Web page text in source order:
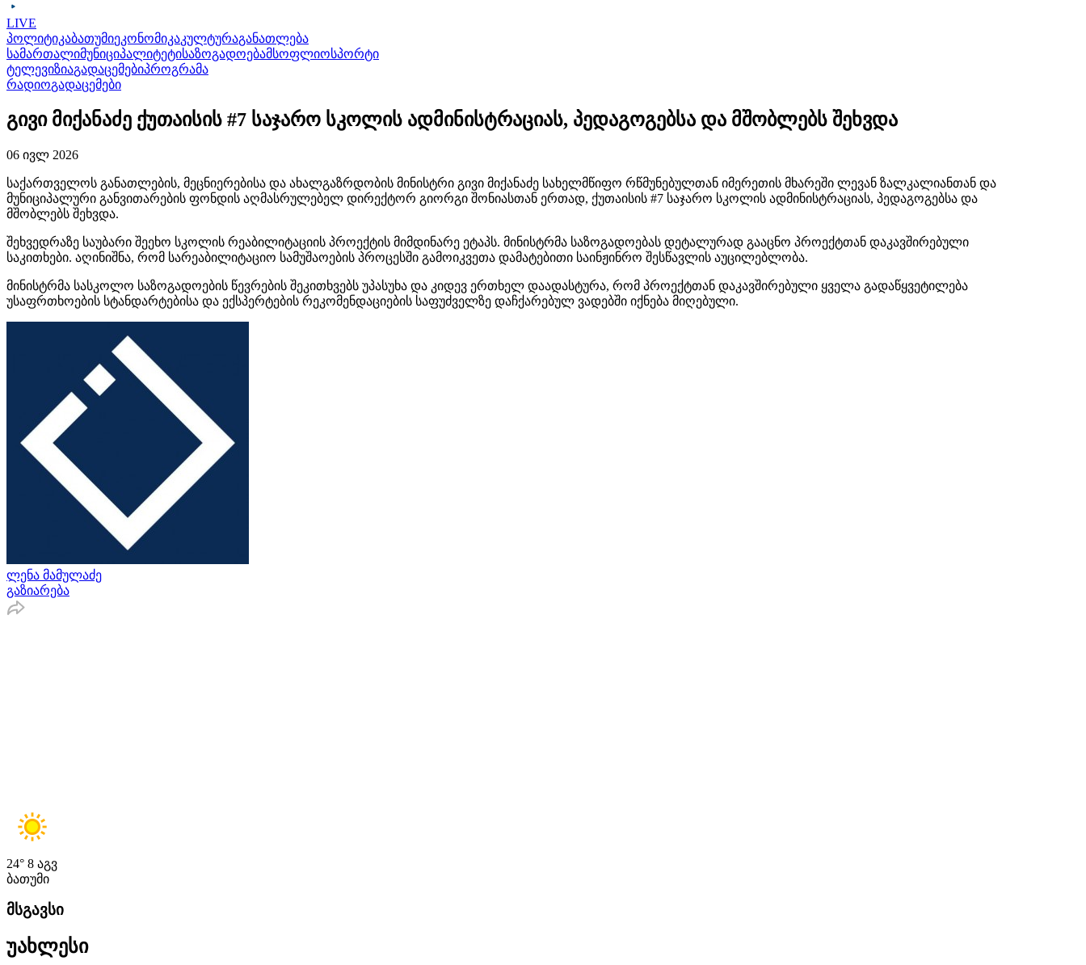
LIVE
პოლიტიკაბათუმიეკონომიკაკულტურაგანათლება
სამართალიმუნიციპალიტეტისაზოგადოებამსოფლიოსპორტი
ტელევიზიაგადაცემებიპროგრამა
რადიოგადაცემები
გივი მიქანაძე ქუთაისის #7 საჯარო სკოლის ადმინისტრაციას, პედაგოგებსა და მშობლებს შეხვდა
06 ივლ 2026
საქართველოს განათლების, მეცნიერებისა და ახალგაზრდობის მინისტრი გივი მიქანაძე სახელმწიფო რწმუნებულთან იმერეთის მხარეში ლევან ზალკალიანთან და
მუნიციპალური განვითარების ფონდის აღმასრულებელ დირექტორ გიორგი შონიასთან ერთად, ქუთაისის #7 საჯარო სკოლის ადმინისტრაციას, პედაგოგებსა და
მშობლებს შეხვდა.
შეხვედრაზე საუბარი შეეხო სკოლის რეაბილიტაციის პროექტის მიმდინარე ეტაპს. მინისტრმა საზოგადოებას დეტალურად გააცნო პროექტთან დაკავშირებული
საკითხები. აღინიშნა, რომ სარეაბილიტაციო სამუშაოების პროცესში გამოიკვეთა დამატებითი საინჟინრო შესწავლის აუცილებლობა.
მინისტრმა სასკოლო საზოგადოების წევრების შეკითხვებს უპასუხა და კიდევ ერთხელ დაადასტურა, რომ პროექტთან დაკავშირებული ყველა გადაწყვეტილება
უსაფრთხოების სტანდარტებისა და ექსპერტების რეკომენდაციების საფუძველზე დაჩქარებულ ვადებში იქნება მიღებული.
ლენა მამულაძე
გაზიარება
24° 8 აგვ
ბათუმი
მსგავსი
უახლესი